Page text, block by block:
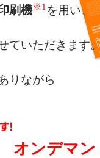
刷機※1 を用い、
ていただきます
りながら
ンド印刷機より
オンデマン